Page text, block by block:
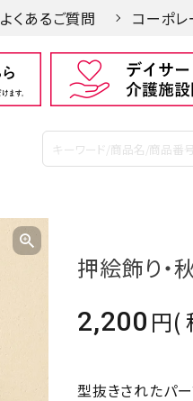
よくあるご質問 コーポレ
押絵飾り・
2,200
型抜きされたパー